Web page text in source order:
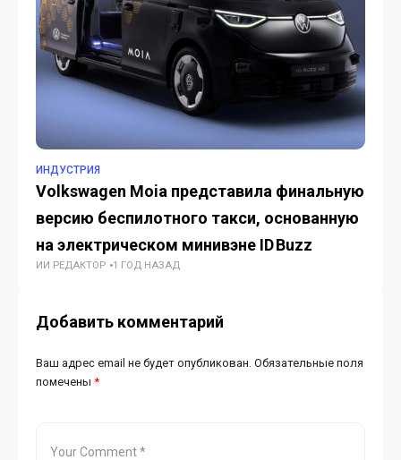
ИНДУСТРИЯ
Volkswagen Moia представила финальную
версию беспилотного такси, основанную
на электрическом минивэне ID Buzz
ИИ РЕДАКТОР 1 ГОД НАЗАД
Добавить комментарий
Ваш адрес email не будет опубликован. Обязательные поля
помечены *